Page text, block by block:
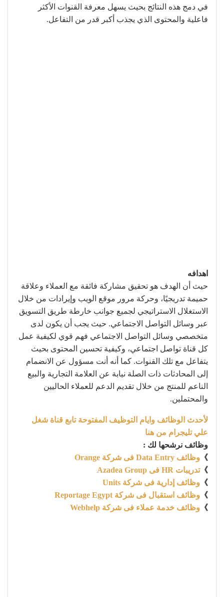
في دمج هذه النتائج بحيث يسهل معرفة القنوات الأكثر
فاعلية والمحتوى الذي يجذب أكبر قدر من التفاعل.
اهدافه
حيث أن الهدف هو تحقيق مشاركة فائقة مع العملاء وعلاقة
حميمة تدريجيًا، وحركة مرور موقع الويب وإيرادات من خلال
الاستغلال الاستراتيجي لجميع جوانب خارطة طريق التسويق
عبر وسائل التواصل الاجتماعي. حيث يجب أن يكون لدى
متخصصي وسائل التواصل الاجتماعي فهم قوي لكيفية عمل
كل قناة تواصل اجتماعي، وكيفية تحسين المحتوى بحيث
يتفاعل مع تلك القنوات. كما أنه أنت مسؤول عن الانضمام
إلى المحادثات ذات الصلة نيابة عن العلامة التجارية والبيع
الناعم للمنتج من خلال تقديم الدعم للعملاء الحاليين
والمحتملين.
لأحدث الوظائف وايام التوظيف المفتوحة تابع قناة شغل
علي تليجرام من هنا
وظائف نرشحها لك :
》 وظائف Data Entry فى شركة Orange
》تدريبات HR فى Azadea Group
》 وظائف إدارية فى شركة Units
》 وظائف استقبال فى شركة Reportage Egypt
》 وظائف خدمة عملاء فى شركة Webhelp